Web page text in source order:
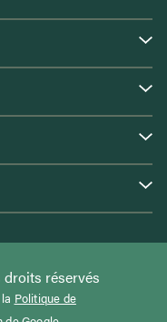
réservés
Politique de